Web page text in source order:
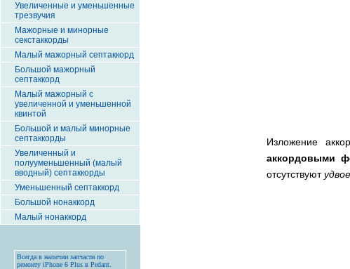
Увеличенные и уменьшенные
трезвучия
Мажорные и минорные
секстаккорды
Малый мажорный септаккорд
Большой мажорный
септаккорд
Малый мажорный с
увеличенной и уменьшенной
квинтой
Большой и малый минорные
септаккорды
Увеличенный и
полууменьшенный (малый
вводный) септаккорды
Уменьшенный септаккорд
Большой нонаккорд
Малый нонаккорд
Всегда в наличии запчасти по
ремонту iPhone 6 Plus в Pedant.
Изложение
аккордовыми
отсутствуют